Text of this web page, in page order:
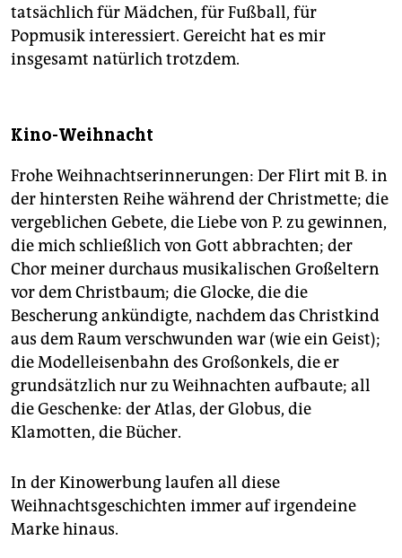
tatsächlich für Mädchen, für Fußball, für
Popmusik interessiert. Gereicht hat es mir
insgesamt natürlich trotzdem.
Kino-Weihnacht
Frohe Weihnachtserinnerungen: Der Flirt mit B. in
der hintersten Reihe während der Christmette; die
vergeblichen Gebete, die Liebe von P. zu gewinnen,
die mich schließlich von Gott abbrachten; der
Chor meiner durchaus musikalischen Großeltern
vor dem Christbaum; die Glocke, die die
Bescherung ankündigte, nachdem das Christkind
aus dem Raum verschwunden war (wie ein Geist);
die Modelleisenbahn des Großonkels, die er
grundsätzlich nur zu Weihnachten aufbaute; all
die Geschenke: der Atlas, der Globus, die
Klamotten, die Bücher.
In der Kinowerbung laufen all diese
Weihnachtsgeschichten immer auf irgendeine
Marke hinaus.